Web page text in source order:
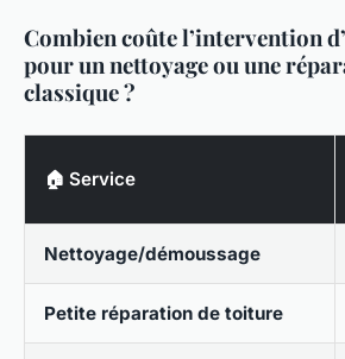
Combien coûte l’intervention
pour un nettoyage ou une
classique ?
🏠 Service
Nettoyage/démoussage
Petite réparation de toiture